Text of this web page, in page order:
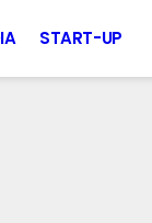
START-UP